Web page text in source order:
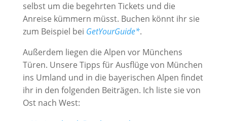
selbst um die begehrten Tickets und die
Anreise kümmern müsst. Buchen könnt ihr sie
zum Beispiel bei GetYourGuide*.
Außerdem liegen die Alpen vor Münchens
Türen. Unsere Tipps für Ausflüge von München
ins Umland und in die bayerischen Alpen findet
ihr in den folgenden Beiträgen. Ich liste sie von
Ost nach West: